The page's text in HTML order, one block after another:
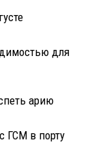
для
арию
ГСМ в порту